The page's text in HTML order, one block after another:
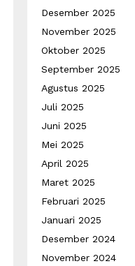
Desember 2025
November 2025
Oktober 2025
September 2025
Agustus 2025
Juli 2025
Juni 2025
Mei 2025
April 2025
Maret 2025
Februari 2025
Januari 2025
Desember 2024
November 2024